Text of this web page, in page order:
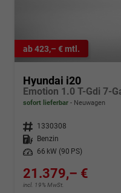
ab 423,– € mtl.
Hyundai i20
Emotion 1.0 T-Gdi 7-
sofort lieferbar Neuwagen
Fahrzeugnr. 1330308
Kraftstoff
Benzin
Leistung
66 kW (90 PS)
21.379,– €
incl. 19% MwSt.